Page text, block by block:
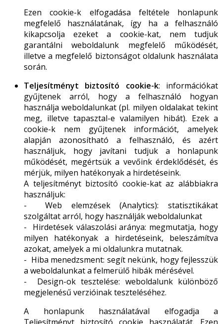
Ezen cookie-k elfogadása feltétele honlapunk
megfelelő használatának, így ha a felhasználó
kikapcsolja ezeket a cookie-kat, nem tudjuk
garantálni weboldalunk megfelelő működését,
illetve a megfelelő biztonságot oldalunk használata
során.
Teljesítményt biztosító cookie-k: információkat
gyűjtenek arról, hogy a felhasználó hogyan
használja weboldalunkat (pl. milyen oldalakat tekint
meg, illetve tapasztal-e valamilyen hibát). Ezek a
cookie-k nem gyűjtenek információt, amelyek
alapján azonosítható a felhasználó, és azért
használjuk, hogy javítani tudjuk a honlapunk
működését, megértsük a vevőink érdeklődését, és
mérjük, milyen hatékonyak a hirdetéseink.
A teljesítményt biztosító cookie-kat az alábbiakra
használjuk:
- Web elemzések (Analytics): statisztikákat
szolgáltat arról, hogy használják weboldalunkat
- Hirdetések válaszolási aránya: megmutatja, hogy
milyen hatékonyak a hirdetéseink, beleszámítva
azokat, amelyek a mi oldalunkra mutatnak.
- Hiba menedzsment: segít nekünk, hogy fejlesszük
a weboldalunkat a felmerülő hibák mérésével.
- Design-ok tesztelése: weboldalunk különböző
megjelenésű verzióinak teszteléséhez.
A honlapunk használatával elfogadja a